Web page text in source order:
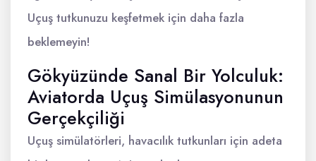
Uçuş tutkunuzu keşfetmek için daha fazla
beklemeyin!
Gökyüzünde Sanal Bir Yolculuk:
Aviatorda Uçuş Simülasyonunun
Gerçekçiliği
Uçuş simülatörleri, havacılık tutkunları için adeta